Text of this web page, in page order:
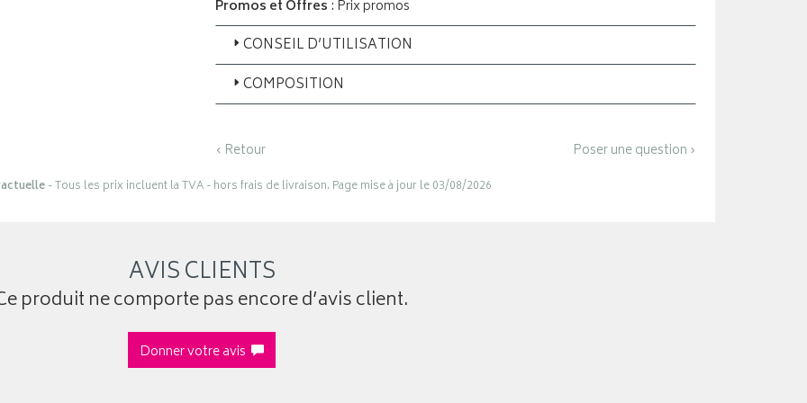
Promos et Offres : Prix promos
CONSEIL D’UTILISATION
COMPOSITION
‹ Retour Poser une question ›
- Tous les prix incluent la TVA - hors frais de livraison. Page mise à jour le 03/08/2026
AVIS CLIENTS
produit ne comporte pas encore d’avis client.
Donner votre avis